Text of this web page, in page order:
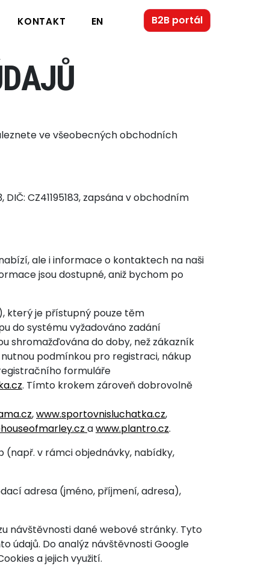
KONTAKT EN B2B portál
ve všeobecných obchodních
DIČ: CZ41195183, zapsána v obchodním
ale i informace o kontaktech na naši
jsou dostupné, aniž bychom po
), který je přístupný pouze těm
do systému vyžadováno zadání
shromažďována do doby, než zákazník
podmínkou pro registraci, nákup
formuláře
. Tímto krokem zároveň dobrovolně
,www.sportovnisluchatka.cz,
awww.plantro.cz.
(např. v rámci objednávky, nabídky,
adresa (jméno, příjmení, adresa),
návštěvnosti dané webové stránky. Tyto
údajů. Do analýz návštěvnosti Google
a jejich využití.